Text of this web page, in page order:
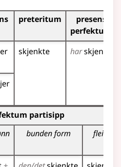
verbet
preteritum
presens
perfektum
skjenkte harskjenkt
verbet (partisippformer)
partisipp
bunden form fleirtal